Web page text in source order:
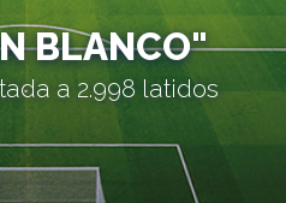
BLANCO"
a 2.998 latidos